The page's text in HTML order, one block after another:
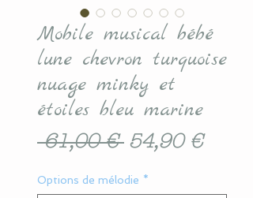
Mobile musical bébé
lune chevron turquoise
nuage minky et
étoiles bleu marine
61,00 € Prix
54,90 €Prix
Options de mélodie *